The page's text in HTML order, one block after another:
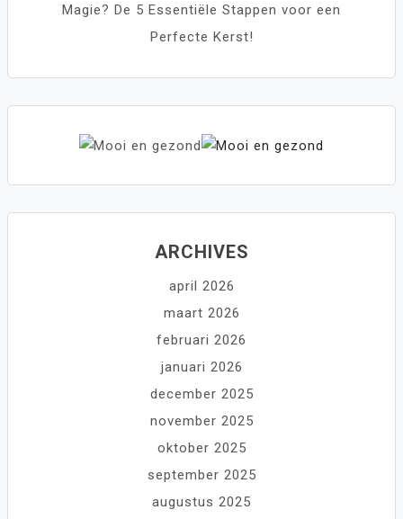
Magie? De 5 Essentiële Stappen voor een
Perfecte Kerst!
ARCHIVES
april 2026
maart 2026
februari 2026
januari 2026
december 2025
november 2025
oktober 2025
september 2025
augustus 2025